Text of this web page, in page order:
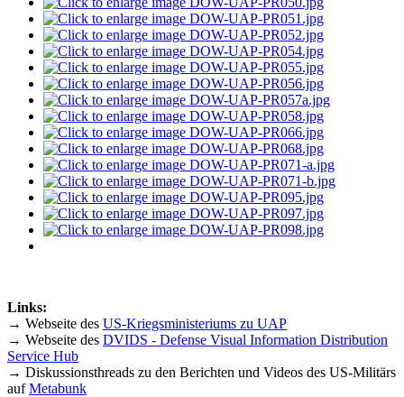
Links:
→ Webseite des US-Kriegsministeriums zu UAP
→ Webseite des DVIDS - Defense Visual Information Distribution
Service Hub
→ Diskussionsthreads zu den Berichten und Videos des US-Militärs
aufMetabunk